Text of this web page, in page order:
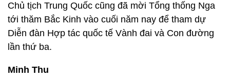
Chủ tịch Trung Quốc cũng đã mời Tổng thống Nga
tới thăm Bắc Kinh vào cuối năm nay để tham dự
Diễn đàn Hợp tác quốc tế Vành đai và Con đường
lần thứ ba.
Minh Thu